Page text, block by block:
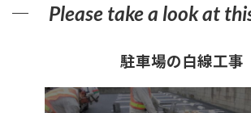
Please take a look at
駐車場の白線工事